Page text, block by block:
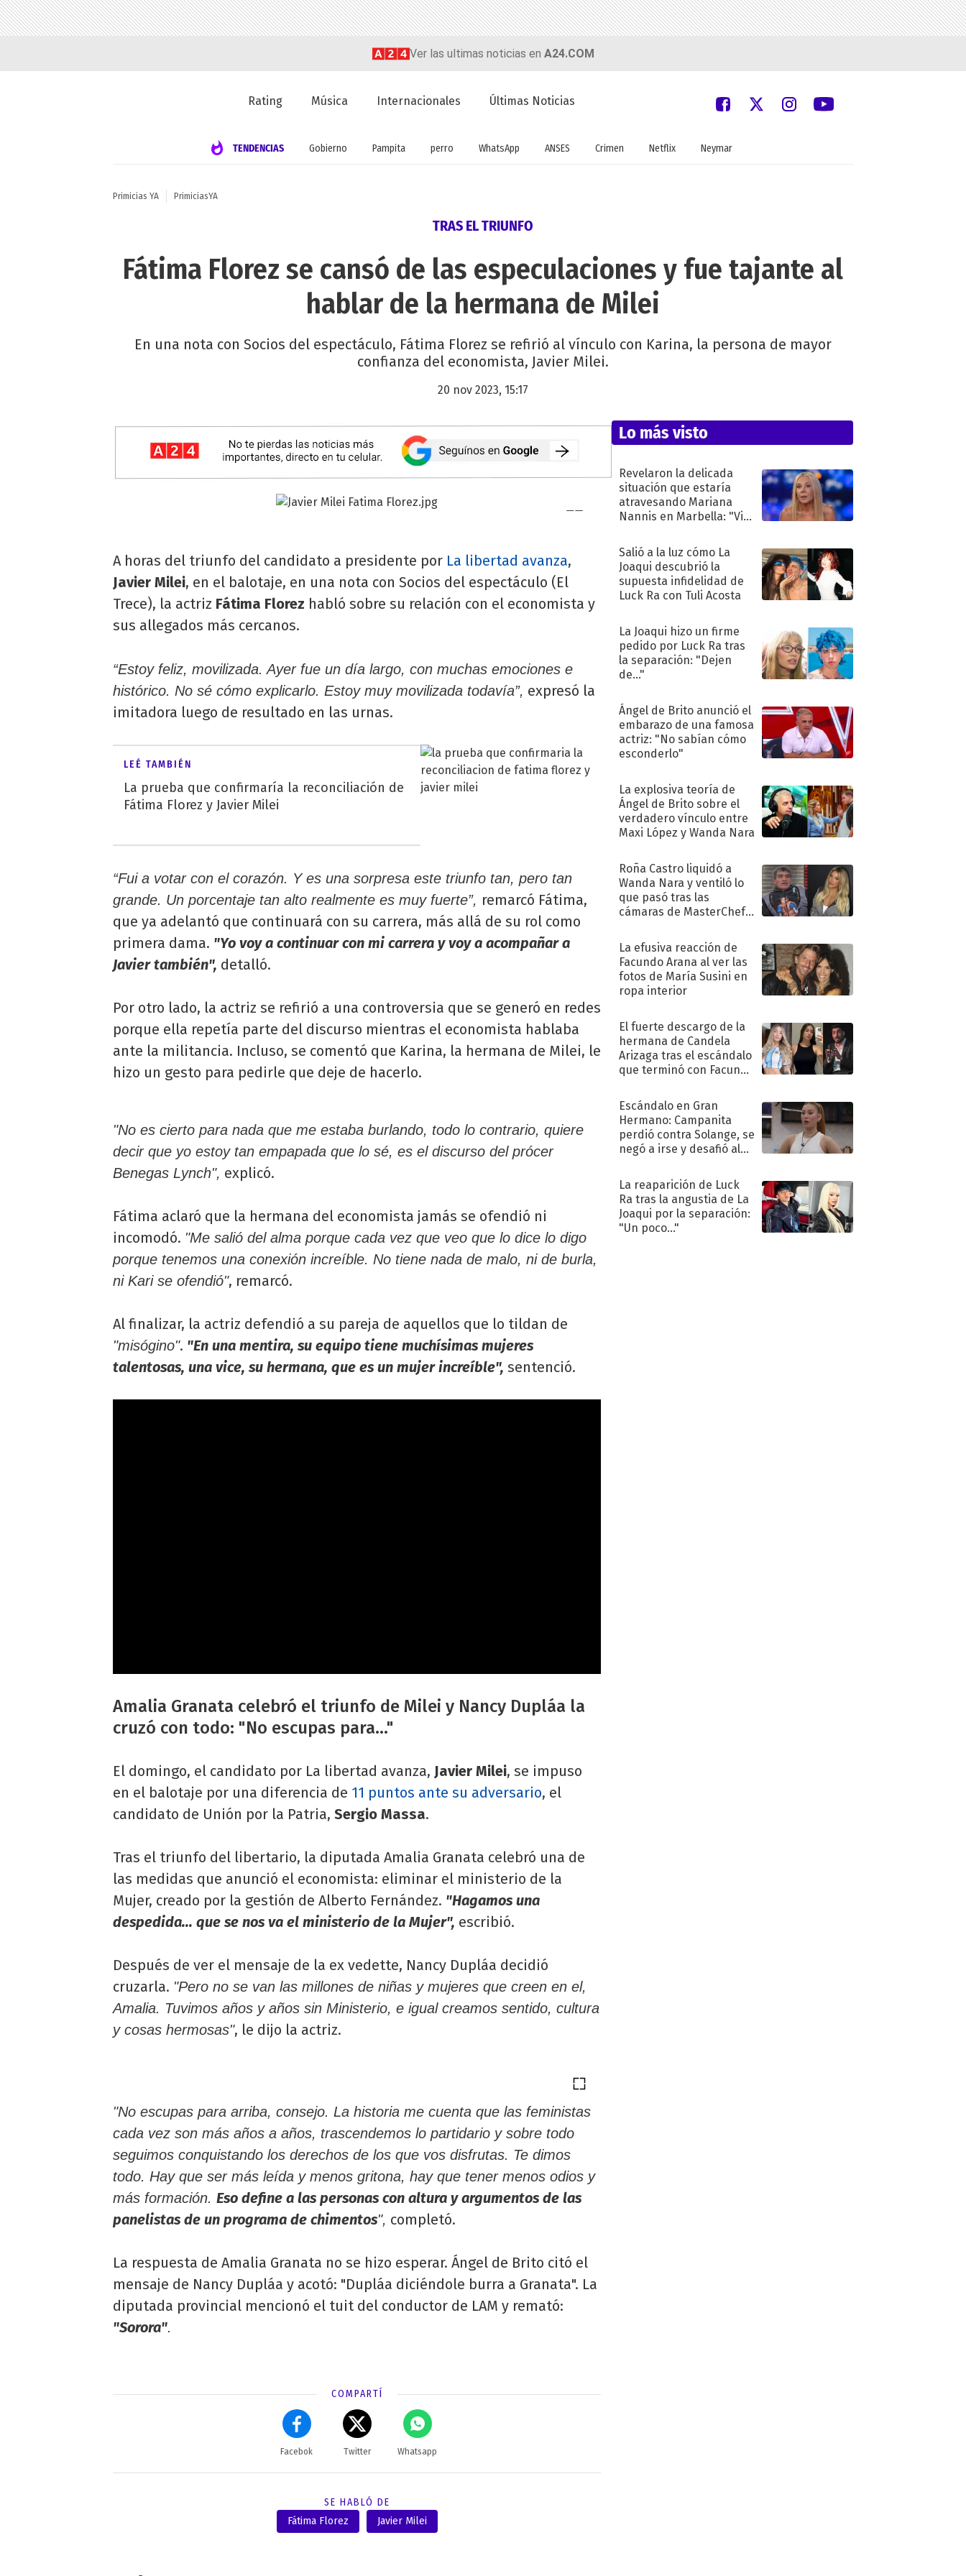
Ver las ultimas noticias en A24.COM
Rating Música Internacionales Últimas Noticias
TENDENCIAS Gobierno Pampita perro WhatsApp ANSES Crimen Netflix Neymar
Primicias YA PrimiciasYA
TRAS EL TRIUNFO
Fátima Florez se cansó de las especulaciones y fue tajante al
hablar de la hermana de Milei
En una nota con Socios del espectáculo, Fátima Florez se refirió al vínculo con Karina, la persona de mayor
confianza del economista, Javier Milei.
20 nov 2023, 15:17
A horas del triunfo del candidato a presidente por La libertad avanza,
Javier Milei, en el balotaje, en una nota con Socios del espectáculo (El
Trece), la actriz Fátima Florez habló sobre su relación con el economista y
sus allegados más cercanos.
“Estoy feliz, movilizada. Ayer fue un día largo, con muchas emociones e
histórico. No sé cómo explicarlo. Estoy muy movilizada todavía”, expresó la
imitadora luego de resultado en las urnas.
LEÉ TAMBIÉN
La prueba que confirmaría la reconciliación de
Fátima Florez y Javier Milei
“Fui a votar con el corazón. Y es una sorpresa este triunfo tan, pero tan
grande. Un porcentaje tan alto realmente es muy fuerte”, remarcó Fátima,
que ya adelantó que continuará con su carrera, más allá de su rol como
primera dama. "Yo voy a continuar con mi carrera y voy a acompañar a
Javier también", detalló.
Por otro lado, la actriz se refirió a una controversia que se generó en redes
porque ella repetía parte del discurso mientras el economista hablaba
ante la militancia. Incluso, se comentó que Karina, la hermana de Milei, le
hizo un gesto para pedirle que deje de hacerlo.
"No es cierto para nada que me estaba burlando, todo lo contrario, quiere
decir que yo estoy tan empapada que lo sé, es el discurso del prócer
Benegas Lynch", explicó.
Fátima aclaró que la hermana del economista jamás se ofendió ni
incomodó. "Me salió del alma porque cada vez que veo que lo dice lo digo
porque tenemos una conexión increíble. No tiene nada de malo, ni de burla,
ni Kari se ofendió", remarcó.
Al finalizar, la actriz defendió a su pareja de aquellos que lo tildan de
"misógino". "En una mentira, su equipo tiene muchísimas mujeres
talentosas, una vice, su hermana, que es un mujer increíble", sentenció.
Amalia Granata celebró el triunfo de Milei y Nancy Dupláa la
cruzó con todo: "No escupas para..."
El domingo, el candidato por La libertad avanza, Javier Milei, se impuso
en el balotaje por una diferencia de 11 puntos ante su adversario, el
candidato de Unión por la Patria, Sergio Massa.
Tras el triunfo del libertario, la diputada Amalia Granata celebró una de
las medidas que anunció el economista: eliminar el ministerio de la
Mujer, creado por la gestión de Alberto Fernández. "Hagamos una
despedida... que se nos va el ministerio de la Mujer", escribió.
Después de ver el mensaje de la ex vedette, Nancy Dupláa decidió
cruzarla. "Pero no se van las millones de niñas y mujeres que creen en el,
Amalia. Tuvimos años y años sin Ministerio, e igual creamos sentido, cultura
y cosas hermosas", le dijo la actriz.
"No escupas para arriba, consejo. La historia me cuenta que las feministas
cada vez son más años a años, trascendemos lo partidario y sobre todo
seguimos conquistando los derechos de los que vos disfrutas. Te dimos
todo. Hay que ser más leída y menos gritona, hay que tener menos odios y
más formación. Eso define a las personas con altura y argumentos de las
panelistas de un programa de chimentos", completó.
La respuesta de Amalia Granata no se hizo esperar. Ángel de Brito citó el
mensaje de Nancy Dupláa y acotó: "Dupláa diciéndole burra a Granata". La
diputada provincial mencionó el tuit del conductor de LAM y remató:
"Sorora".
COMPARTÍ
Facebok Twitter Whatsapp
SE HABLÓ DE
Fátima Florez
Javier Milei
Lo más visto
Revelaron la delicada
situación que estaría
atravesando Mariana
Nannis en Marbella: "Vive
Salió a la luz cómo La
Joaqui descubrió la
supuesta infidelidad de
Luck Ra con Tuli Acosta
La Joaqui hizo un firme
pedido por Luck Ra tras
la separación: "Dejen
de..."
Ángel de Brito anunció el
embarazo de una famosa
actriz: "No sabían cómo
esconderlo"
La explosiva teoría de
Ángel de Brito sobre el
verdadero vínculo entre
Maxi López y Wanda Nara
Roña Castro liquidó a
Wanda Nara y ventiló lo
que pasó tras las
cámaras de MasterChef
La efusiva reacción de
Facundo Arana al ver las
fotos de María Susini en
ropa interior
El fuerte descargo de la
hermana de Candela
Arizaga tras el escándalo
que terminó con Facundo
Escándalo en Gran
Hermano: Campanita
perdió contra Solange, se
negó a irse y desafió al
La reaparición de Luck
Ra tras la angustia de La
Joaqui por la separación:
"Un poco..."